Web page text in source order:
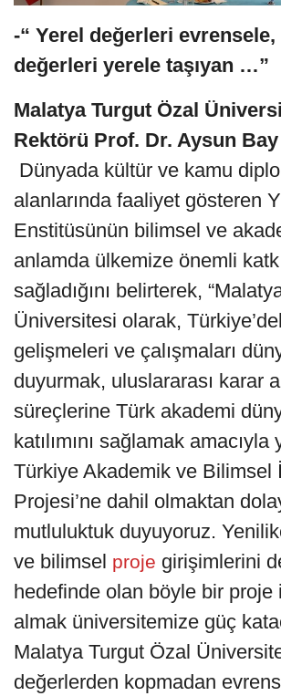
-“ Yerel değerleri evrensele,
değerleri yerele taşıyan …”
Malatya Turgut Özal
Rektörü Prof. Dr. Aysun
Dünyada kültür ve kamu
alanlarında faaliyet gösteren
Enstitüsünün bilimsel ve
anlamda ülkemize önemli
sağladığını belirterek,
Üniversitesi olarak,
gelişmeleri ve çalışmaları
duyurmak, uluslararası karar
süreçlerine Türk akademi
katılımını sağlamak amacıyla
Türkiye Akademik ve Bilimsel
Projesi’ne dahil olmaktan
mutluluktuk duyuyoruz.
ve bilimsel proje girişimlerini
hedefinde olan böyle bir proje
almak üniversitemize güç
Malatya Turgut Özal
değerlerden kopmadan